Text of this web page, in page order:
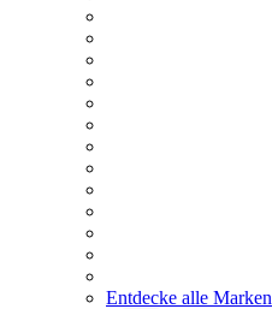
Entdecke alle Marken